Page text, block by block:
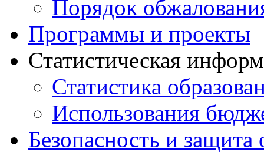
Порядок
Программы и проекты
Статистическая
Статистика
Использования
Безопасность и